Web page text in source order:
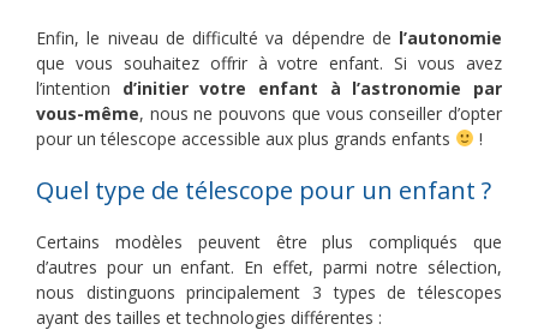
Enfin, le niveau de difficulté va dépendre de l’autonomie
que vous souhaitez offrir à votre enfant. Si vous avez
l’intention d’initier votre enfant à l’astronomie par
vous-même, nous ne pouvons que vous conseiller d’opter
pour un télescope accessible aux plus grands enfants
!
Quel type de télescope pour un enfant ?
Certains modèles peuvent être plus compliqués que
d’autres pour un enfant. En effet, parmi notre sélection,
nous distinguons principalement 3 types de télescopes
ayant des tailles et technologies différentes :